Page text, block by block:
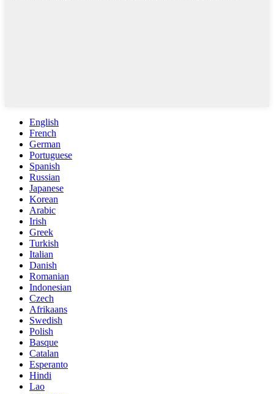
English
French
German
Portuguese
Spanish
Russian
Japanese
Korean
Arabic
Irish
Greek
Turkish
Italian
Danish
Romanian
Indonesian
Czech
Afrikaans
Swedish
Polish
Basque
Catalan
Esperanto
Hindi
Lao